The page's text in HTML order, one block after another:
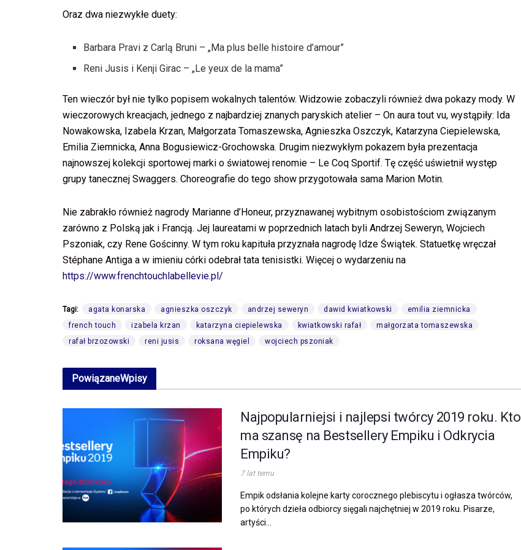
Oraz dwa niezwykłe duety:
Barbara Pravi z Carlą Bruni – „Ma plus belle histoire d’amour”
Reni Jusis i Kenji Girac – „Le yeux de la mama”
Ten wieczór był nie tylko popisem wokalnych talentów. Widzowie zobaczyli również dwa pokazy mody. W
wieczorowych kreacjach, jednego z najbardziej znanych paryskich atelier – On aura tout vu, wystąpiły: Ida
Nowakowska, Izabela Krzan, Małgorzata Tomaszewska, Agnieszka Oszczyk, Katarzyna Ciepielewska,
Emilia Ziemnicka, Anna Bogusiewicz-Grochowska. Drugim niezwykłym pokazem była prezentacja
najnowszej kolekcji sportowej marki o światowej renomie – Le Coq Sportif. Tę część uświetnił występ
grupy tanecznej Swaggers. Choreografie do tego show przygotowała sama Marion Motin.
Nie zabrakło również nagrody Marianne d’Honeur, przyznawanej wybitnym osobistościom związanym
zarówno z Polską jak i Francją. Jej laureatami w poprzednich latach byli Andrzej Seweryn, Wojciech
Pszoniak, czy Rene Gościnny. W tym roku kapituła przyznała nagrodę Idze Świątek. Statuetkę wręczał
Stéphane Antiga a w imieniu córki odebrał tata tenisistki. Więcej o wydarzeniu na
https://www.frenchtouchlabellevie.pl/
Tagi: agata konarska agnieszka oszczyk andrzej seweryn dawid kwiatkowski
emilia ziemnicka
french touch
izabela krzan katarzyna ciepielewska kwiatkowski rafał
małgorzata tomaszewska
rafał brzozowski
reni jusis roksana węgiel wojciech pszoniak
PowiązaneWpisy
Najpopularniejsi i najlepsi twórcy 2019 roku. Kto
ma szansę na Bestsellery Empiku i Odkrycia
Empiku?
7 lat temu
Empik odsłania kolejne karty corocznego plebiscytu i ogłasza twórców,
po których dzieła odbiorcy sięgali najchętniej w 2019 roku. Pisarze,
artyści...